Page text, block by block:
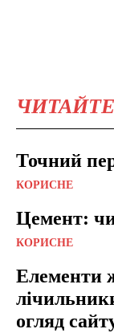
Точний
КОРИСНЕ
Цемент:
КОРИСНЕ
Елементи
огляд